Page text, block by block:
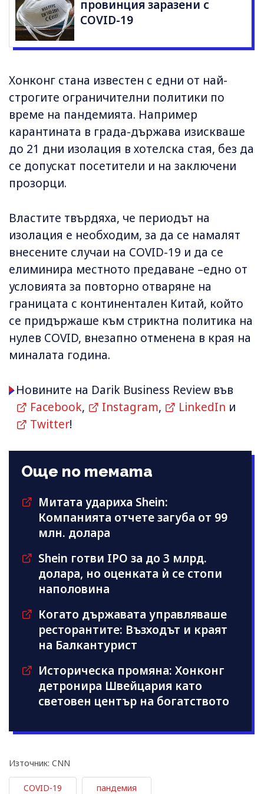
провинция заразени с
COVID-19
Хонконг стана известен с едни от най-
строгите ограничителни политики по
време на пандемията. Например
карантината в града-държава изискваше
до 21 дни изолация в хотелска стая, без да
се допускат посетители и на заключени
прозорци.
Властите твърдяха, че периодът на
изолация е необходим, за да се намалят
внесените случаи на COVID-19 и да се
елиминира местното предаване –едно от
условията за повторно отваряне на
границата с континентален Китай, който
се придържаше към стриктна политика на
нулев COVID, внезапно отменена в края на
миналата година.
Новините на Darik Business Review във
Facebook, Instagram, LinkedIn и
Twitter!
Още по темата
Митата удариха Shein:
Компанията отчете загуба от 99
млн. долара
Shein готви IPO за до 3 млрд.
долара, но оценката ѝ се стопи
наполовина
Когато държавата управляваше
ресторантите: Възходът и краят
на Балкантурист
Историческа промяна: Хонконг
детронира Швейцария като
световен център на богатството
Източник: CNN
COVID-19 пандемия